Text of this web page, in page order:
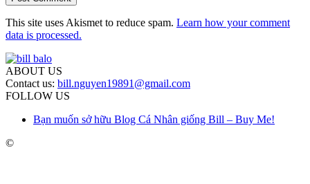
This site uses Akismet to reduce spam. Learn how your comment
data is processed.
ABOUT US
Contact us: bill.nguyen19891@gmail.com
FOLLOW US
Bạn muốn sở hữu Blog Cá Nhân giống Bill – Buy Me!
©